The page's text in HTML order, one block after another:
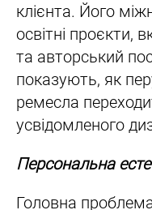
клієнта. Його
освітні проєкти,
та авторський
показують, як
ремесла
усвідомленого
Персональна
Головна проблема